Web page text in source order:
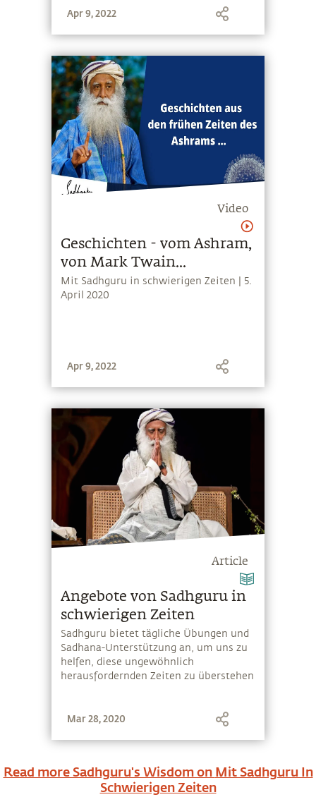
Apr 9, 2022
Video
Geschichten - vom Ashram,
von Mark Twain...
Mit Sadhguru in schwierigen Zeiten | 5.
April 2020
Apr 9, 2022
Article
Angebote von Sadhguru in
schwierigen Zeiten
Sadhguru bietet tägliche Übungen und
Sadhana-Unterstützung an, um uns zu
helfen, diese ungewöhnlich
herausfordernden Zeiten zu überstehen
Mar 28, 2020
Read more Sadhguru's Wisdom on Mit Sadhguru In
Schwierigen Zeiten